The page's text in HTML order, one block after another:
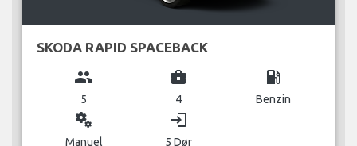
SKODA RAPID SPACEBACK
group
5
business_center
4
local_gas_station
Benzin
miscellaneous_services
Manuel
login
5 Dør